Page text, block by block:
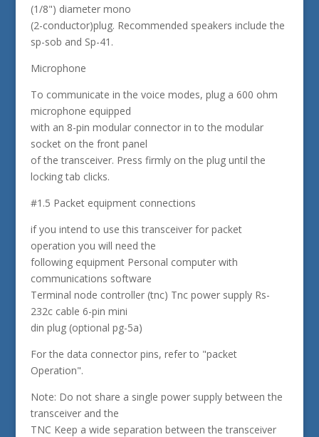
(1/8") diameter mono
(2-conductor)plug. Recommended speakers include the
sp-sob and Sp-41.
Microphone
To communicate in the voice modes, plug a 600 ohm
microphone equipped
with an 8-pin modular connector in to the modular
socket on the front panel
of the transceiver. Press firmly on the plug until the
locking tab clicks.
#1.5 Packet equipment connections
if you intend to use this transceiver for packet
operation you will need the
following equipment Personal computer with
communications software
Terminal node controller (tnc) Tnc power supply Rs-
232c cable 6-pin mini
din plug (optional pg-5a)
For the data connector pins, refer to "packet
Operation".
Note: Do not share a single power supply between the
transceiver and the
TNC Keep a wide separation between the transceiver